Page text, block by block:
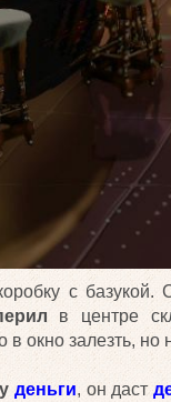
с
в центре
в окно залезть, но
деньги, он даст